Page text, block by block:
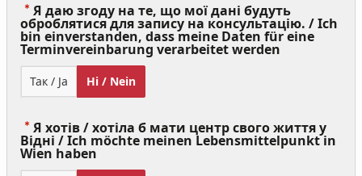
Я даю згоду на те, що мої дані будуть
оброблятися для запису на консультацію. / Ich
bin einverstanden, dass meine Daten für eine
Terminvereinbarung verarbeitet werden
Так / Ja Ні / Nein
Я хотів / хотіла б мати центр свого життя у
Відні / Ich möchte meinen Lebensmittelpunkt in
Wien haben
Required)